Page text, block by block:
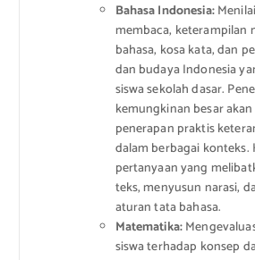
Bahasa Indonesia:
membaca, keterampilan
bahasa, kosa kata, dan
dan budaya Indonesia
siswa sekolah dasar.
kemungkinan besar
penerapan praktis
dalam berbagai konteks.
pertanyaan yang
teks, menyusun narasi,
aturan tata bahasa.
Matematika:
siswa terhadap konsep